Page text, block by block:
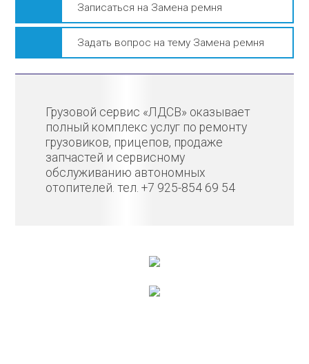
Записаться на Замена ремня
Задать вопрос на тему Замена ремня
Грузовой сервис «ЛДСВ» оказывает
полный комплекс услуг по ремонту
грузовиков, прицепов, продаже
запчастей и сервисному
обслуживанию автономных
отопителей. тел. +7 925-854 69 54